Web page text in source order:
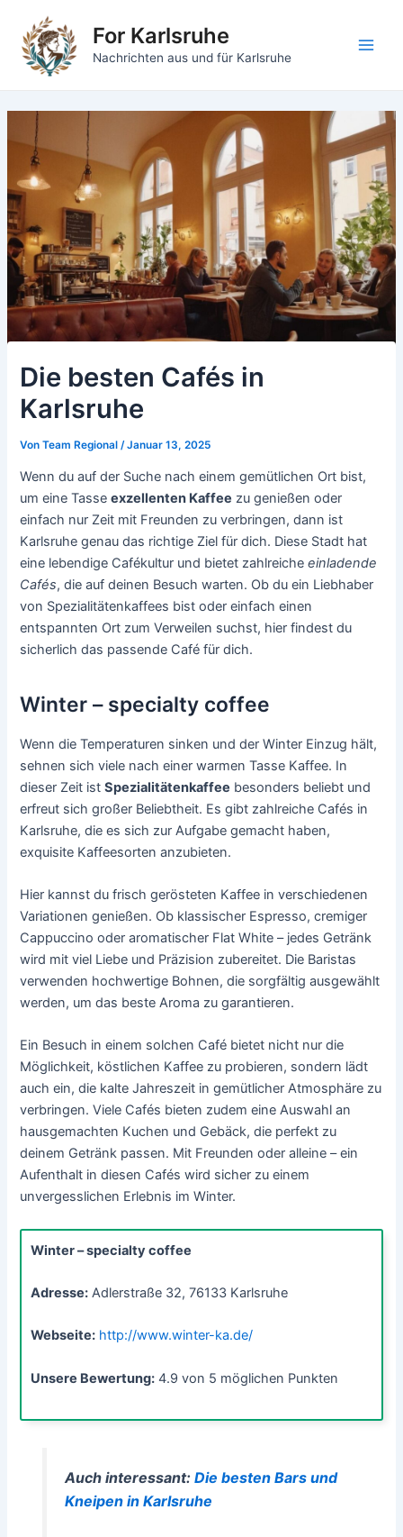
Inhalt
springen
For Karlsruhe
Nachrichten aus und für Karlsruhe
Die besten Cafés in
Karlsruhe
VonTeam Regional/Januar 13, 2025
Wenn du auf der Suche nach einem gemütlichen Ort bist,
um eine Tasseexzellenten Kaffee zu genießen oder
einfach nur Zeit mit Freunden zu verbringen, dann ist
Karlsruhe genau das richtige Ziel für dich. Diese Stadt hat
eine lebendige Cafékultur und bietet zahlreicheeinladende
Cafés, die auf deinen Besuch warten. Ob du ein Liebhaber
von Spezialitätenkaffees bist oder einfach einen
entspannten Ort zum Verweilen suchst, hier findest du
sicherlich das passende Café für dich.
Winter – specialty coffee
Wenn die Temperaturen sinken und der Winter Einzug hält,
sehnen sich viele nach einer warmen Tasse Kaffee. In
dieser Zeit istSpezialitätenkaffee besonders beliebt und
erfreut sich großer Beliebtheit. Es gibt zahlreiche Cafés in
Karlsruhe, die es sich zur Aufgabe gemacht haben,
exquisite Kaffeesorten anzubieten.
Hier kannst du frisch gerösteten Kaffee in verschiedenen
Variationen genießen. Ob klassischer Espresso, cremiger
Cappuccino oder aromatischer Flat White – jedes Getränk
wird mit viel Liebe und Präzision zubereitet. Die Baristas
verwenden hochwertige Bohnen, die sorgfältig ausgewählt
werden, um das beste Aroma zu garantieren.
Ein Besuch in einem solchen Café bietet nicht nur die
Möglichkeit, köstlichen Kaffee zu probieren, sondern lädt
auch ein, die kalte Jahreszeit in gemütlicher Atmosphäre zu
verbringen. Viele Cafés bieten zudem eine Auswahl an
hausgemachten Kuchen und Gebäck, die perfekt zu
deinem Getränk passen. Mit Freunden oder alleine – ein
Aufenthalt in diesen Cafés wird sicher zu einem
unvergesslichen Erlebnis im Winter.
Winter – specialty coffee
Adresse: Adlerstraße 32, 76133 Karlsruhe
Webseite: http://www.winter-ka.de/
Unsere Bewertung: 4.9 von 5 möglichen Punkten
Auch interessant: Die besten Bars und
Kneipen in Karlsruhe